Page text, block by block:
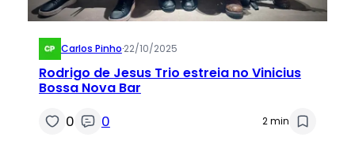
Carlos Pinho·22/10/2025
Rodrigo de Jesus Trio estreia no Vinicius
Bossa Nova Bar
0 0 2 min